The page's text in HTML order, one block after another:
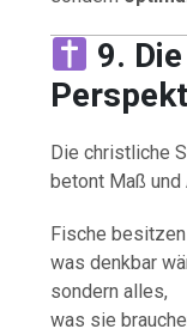
9.
Die christliche
betont Maß
Fische
was denkbar
sondern alles,
was sie